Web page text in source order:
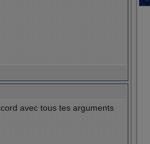
avec tous tes arguments